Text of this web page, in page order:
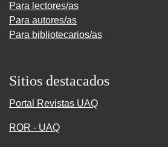
Para lectores/as
Para autores/as
Para bibliotecarios/as
Sitios destacados
Portal Revistas UAQ
ROR - UAQ